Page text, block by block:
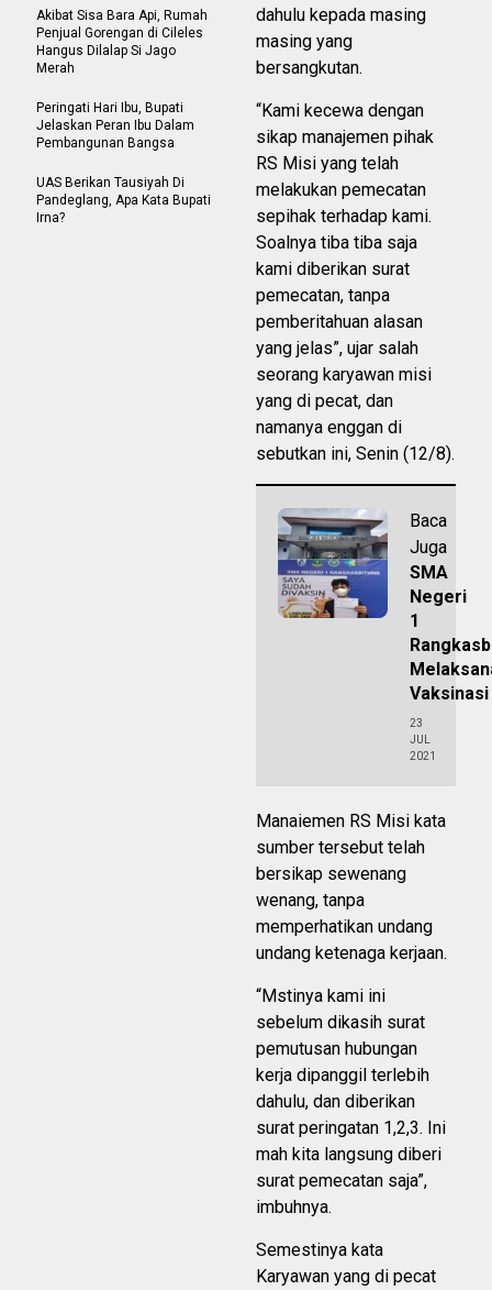
dahulu kepada masing
masing yang
bersangkutan.
“Kami kecewa dengan
sikap manajemen pihak
RS Misi yang telah
melakukan pemecatan
sepihak terhadap kami.
Soalnya tiba tiba saja
kami diberikan surat
pemecatan, tanpa
pemberitahuan alasan
yang jelas”, ujar salah
seorang karyawan misi
yang di pecat, dan
namanya enggan di
sebutkan ini, Senin (12/8).
Baca
Juga
SMA
Negeri
1
Vaksinasi
23
JUL
2021
Manaiemen RS Misi kata
sumber tersebut telah
bersikap sewenang
wenang, tanpa
memperhatikan undang
undang ketenaga kerjaan.
“Mstinya kami ini
sebelum dikasih surat
pemutusan hubungan
kerja dipanggil terlebih
dahulu, dan diberikan
surat peringatan 1,2,3. Ini
mah kita langsung diberi
surat pemecatan saja”,
imbuhnya.
Semestinya kata
Karyawan yang di pecat
Akibat Sisa Bara Api, Rumah
Penjual Gorengan di Cileles
Hangus Dilalap Si Jago
Merah
Peringati Hari Ibu, Bupati
Jelaskan Peran Ibu Dalam
Pembangunan Bangsa
UAS Berikan Tausiyah Di
Pandeglang, Apa Kata Bupati
Irna?